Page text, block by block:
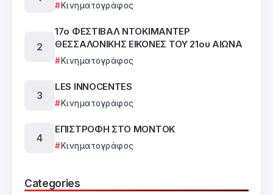
Κινηματογράφος
17ο ΦΕΣΤΙΒΑΛ ΝΤΟΚΙΜΑΝΤΕΡ
ΘΕΣΣΑΛΟΝΙΚΗΣ ΕΙΚΟΝΕΣ ΤΟΥ 21ου ΑΙΩΝΑ
Κινηματογράφος
LES INNOCENTES
Κινηματογράφος
ΕΠΙΣΤΡΟΦΗ ΣΤΟ ΜΟΝΤΟΚ
Κινηματογράφος
Categories